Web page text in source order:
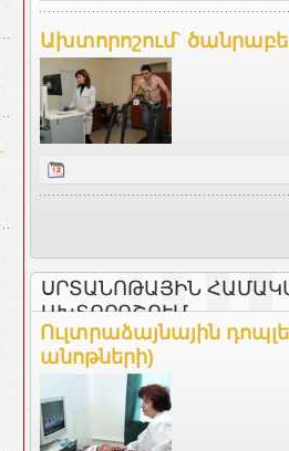
Ախտորոշում`
ՍՐՏԱՆՈԹԱՅԻՆ
ԱԽՏՈՐՈՇՈՒՄ
Ուլտրաձայնային
անոթների)